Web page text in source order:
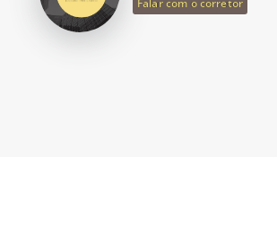
Falar com o corretor